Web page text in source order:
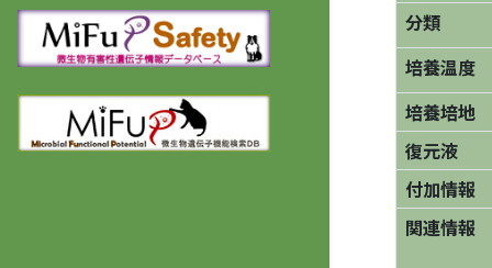
分類
培養温度
培養培地
復元液
付加情報
関連情報